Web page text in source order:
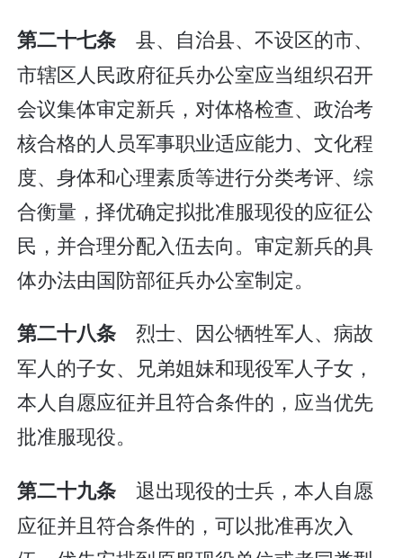
第二十七条 县、自治县、不设区的市、
市辖区人民政府征兵办公室应当组织召开
会议集体审定新兵，对体格检查、政治考
核合格的人员军事职业适应能力、文化程
度、身体和心理素质等进行分类考评、综
合衡量，择优确定拟批准服现役的应征公
民，并合理分配入伍去向。审定新兵的具
体办法由国防部征兵办公室制定。
第二十八条 烈士、因公牺牲军人、病故
军人的子女、兄弟姐妹和现役军人子女，
本人自愿应征并且符合条件的，应当优先
批准服现役。
第二十九条 退出现役的士兵，本人自愿
应征并且符合条件的，可以批准再次入